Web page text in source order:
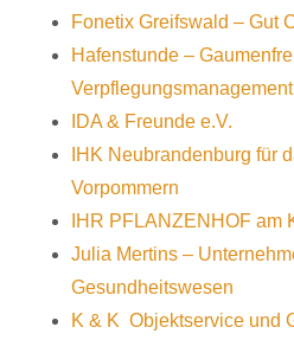
Fonetix Greifswald – Gut
Hafenstunde –
IDA & Freunde e.V.
IHK Neubrandenburg für
Vorpommern
IHR PFLANZENHOF am
Julia Mertins –
Gesundheitswesen
K & K Objektservice und